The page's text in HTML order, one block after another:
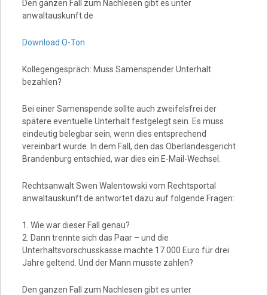
Den ganzen Fall zum Nachlesen gibt es unter
anwaltauskunft.de
Download O-Ton
Kollegengespräch: Muss Samenspender Unterhalt
bezahlen?
Bei einer Samenspende sollte auch zweifelsfrei der
spätere eventuelle Unterhalt festgelegt sein. Es muss
eindeutig belegbar sein, wenn dies entsprechend
vereinbart wurde. In dem Fall, den das Oberlandesgericht
Brandenburg entschied, war dies ein E-Mail-Wechsel.
Rechtsanwalt Swen Walentowski vom Rechtsportal
anwaltauskunft.de antwortet dazu auf folgende Fragen:
1. Wie war dieser Fall genau?
2. Dann trennte sich das Paar – und die
Unterhaltsvorschusskasse machte 17.000 Euro für drei
Jahre geltend. Und der Mann musste zahlen?
Den ganzen Fall zum Nachlesen gibt es unter